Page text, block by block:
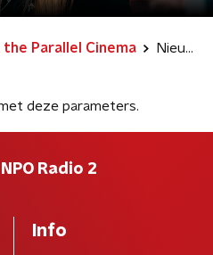
the Parallel Cinema Nieuws
deze parameters.
Radio 2
Info